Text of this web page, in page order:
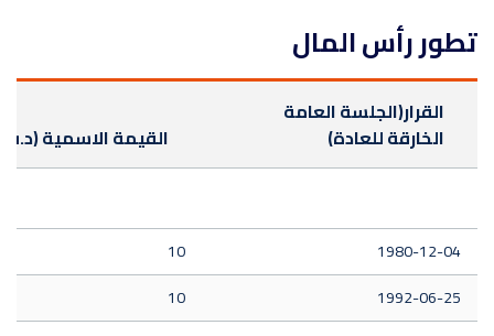
تطور رأس المال
القرار(الجلسة العامة
الخارقة للعادة)
القيمة الاسمية (د.ت)
1980-12-04
10
1992-06-25
10